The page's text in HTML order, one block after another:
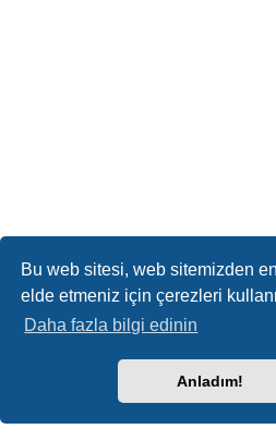
Bu web sitesi, web sitemizden
elde etmeniz için çerezleri
Daha fazla bilgi edinin
Anladım!